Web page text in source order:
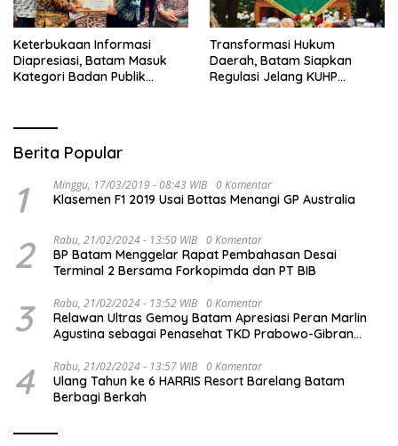
Keterbukaan Informasi
Diapresiasi, Batam Masuk
Kategori Badan Publik
Transformasi Hukum
Daerah, Batam Siapkan
Regulasi Jelang KUHP
Berita Popular
1 Minggu, 17/03/2019 - 08:43 WIB 0 Komentar
Klasemen F1 2019 Usai Bottas Menangi GP Australia
2 Rabu, 21/02/2024 - 13:50 WIB 0 Komentar
BP Batam Menggelar Rapat Pembahasan Desai
Terminal 2 Bersama Forkopimda dan PT BIB
3 Rabu, 21/02/2024 - 13:52 WIB 0 Komentar
Relawan Ultras Gemoy Batam Apresiasi Peran Marlin
Agustina sebagai Penasehat TKD Prabowo-Gibran
4 Rabu, 21/02/2024 - 13:57 WIB 0 Komentar
Ulang Tahun ke 6 HARRIS Resort Barelang Batam
Berbagi Berkah